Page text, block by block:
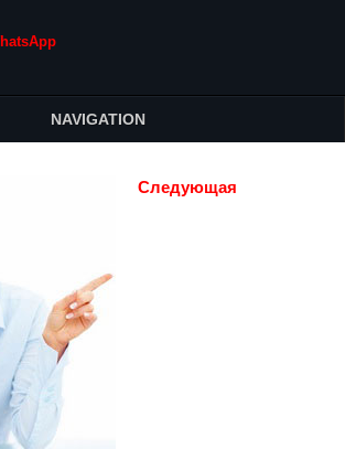
NAVIGATION
Следующая